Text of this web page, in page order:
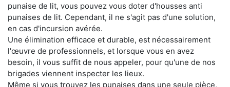
punaise de lit, vous pouvez vous doter d'housses anti
punaises de lit. Cependant, il ne s'agit pas d'une solution,
en cas d'incursion avérée.
Une élimination efficace et durable, est nécessairement
l'œuvre de professionnels, et lorsque vous en avez
besoin, il vous suffit de nous appeler, pour qu'une de nos
brigades viennent inspecter les lieux.
Même si vous trouvez les punaises dans une seule pièce,